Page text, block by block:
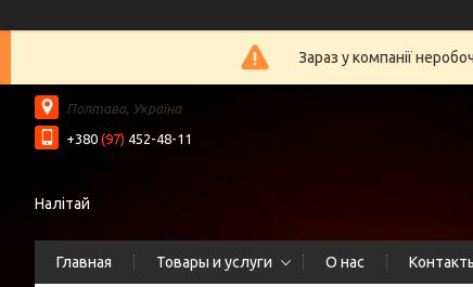
Зараз у компанії
Полтава, Україна
+380 (97) 452-48-11
Налітай
Главная Товары и услуги О нас